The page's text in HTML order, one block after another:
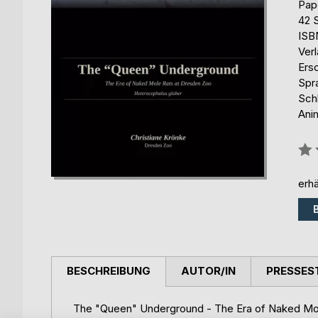
42
BESCHREIBUNG
The "Queen" Underground - The Era of Naked
AUTOR/IN